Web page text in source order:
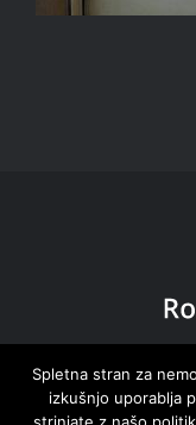
DOMOV HOME
NEWS|O MENI
Spletna stran za
izkušnjo uporablja